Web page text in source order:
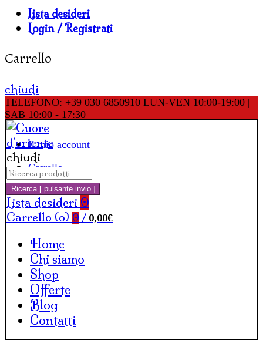
Lista desideri
Login / Registrati
Carrello
chiudi
TELEFONO: +39 030 6850910 LUN-VEN 10:00-19:00 |
SAB 10:00 - 17:30
Il mio account
Carrello
chiudi
Cerca:
Ricerca [ pulsante invio ]
Lista desideri 0
Carrello (o) 0 / 0,00€
Home
Chi siamo
Shop
Offerte
Blog
Contatti